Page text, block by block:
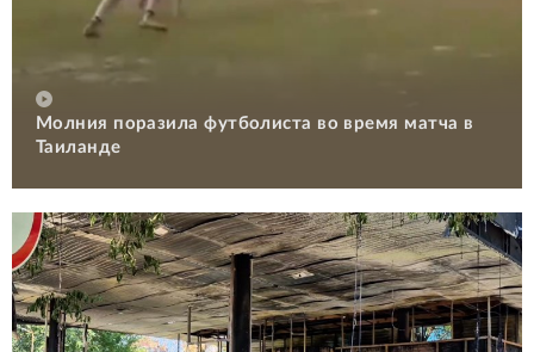
Молния поразила футболиста во время матча в
Таиланде